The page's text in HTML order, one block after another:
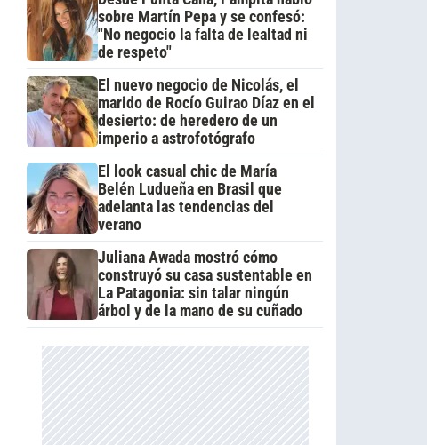
sobre Martín Pepa y se confesó:
"No negocio la falta de lealtad ni
de respeto"
El nuevo negocio de Nicolás, el
marido de Rocío Guirao Díaz en el
desierto: de heredero de un
imperio a astrofotógrafo
El look casual chic de María
Belén Ludueña en Brasil que
adelanta las tendencias del
verano
Juliana Awada mostró cómo
construyó su casa sustentable en
La Patagonia: sin talar ningún
árbol y de la mano de su cuñado